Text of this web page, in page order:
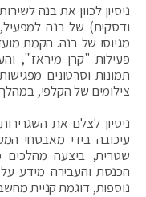
ניסיון לכוון את בנה
ודסקית) של בנה
מגיוסו של בנה. הקמת
פעילות "קרן מיראז'",
תמונות וסרטונים
צילומים של הקלפי, במהלך
ניסיון לצלם את
עיכובה בידי מאבטחי
שטרית, ביצעה מהלכים
הכנסת והעבירה מידע
נוספות, דוגמת קניית